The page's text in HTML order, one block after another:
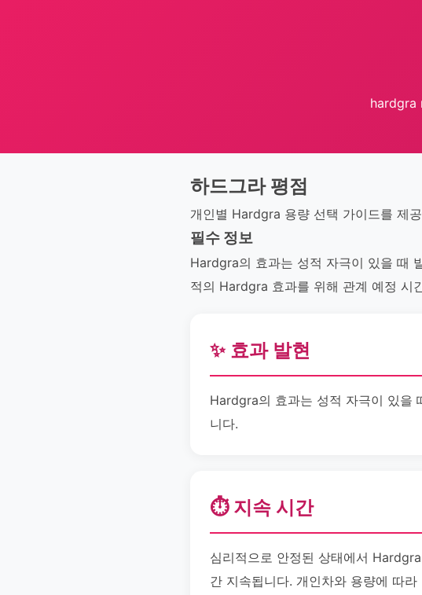
hardgra
하드그라 평점
개인별 Hardgra 용량 선택 가이드를 제
필수 정보
Hardgra의 효과는 성적 자극이 있을 때
적의 Hardgra 효과를 위해 관계 예정 시
✨ 효과 발현
Hardgra의 효과는 성적 자극이 있을
니다.
⏱️ 지속 시간
심리적으로 안정된 상태에서
간 지속됩니다. 개인차와 용량에 따